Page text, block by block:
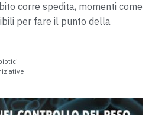
corre spedita, momenti come
per fare il punto della